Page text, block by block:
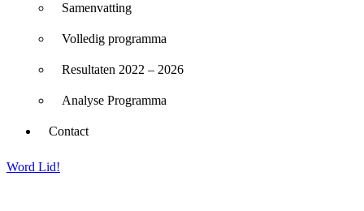
Samenvatting
Volledig programma
Resultaten 2022 – 2026
Analyse Programma
Contact
Word Lid!